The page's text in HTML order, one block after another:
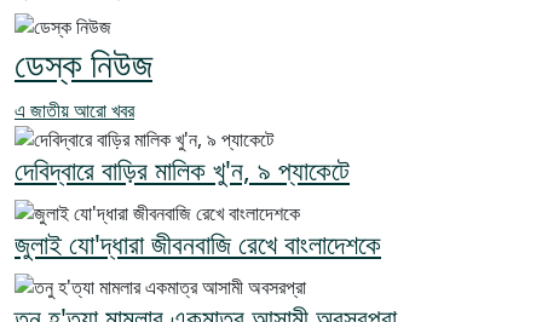
ডেস্ক নিউজ
এ জাতীয় আরো খবর
দেবিদ্বারে বাড়ির মালিক খু'ন, ৯ প্যাকেটে
জুলাই যো'দ্ধারা জীবনবাজি রেখে বাংলাদেশকে